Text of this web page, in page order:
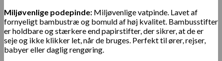
Miljøvenlige podepinde: Miljøvenlige vatpinde. Lavet af
fornyeligt bambustræ og bomuld af høj kvalitet. Bambusstifter
er holdbare og stærkere end papirstifter, der sikrer, at de er
seje og ikke klikker let, når de bruges. Perfekt til ører, rejser,
babyer eller daglig rengøring.